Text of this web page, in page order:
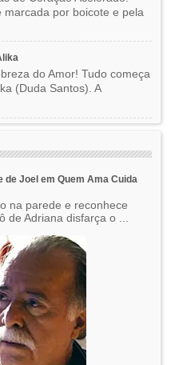
por boicote e pela
do Amor! Tudo começa
(Duda Santos). A
Joel em Quem Ama Cuida
na parede e reconhece
de Adriana disfarça o ...